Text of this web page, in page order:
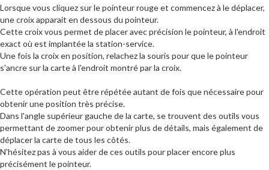
Lorsque vous cliquez sur le pointeur rouge et commencez à le déplacer,
une croix apparait en dessous du pointeur.
Cette croix vous permet de placer avec précision le pointeur, à l'endroit
exact où est implantée la station-service.
Une fois la croix en position, relachez la souris pour que le pointeur
s'ancre sur la carte à l'endroit montré par la croix.
Cette opération peut être répétée autant de fois que nécessaire pour
obtenir une position très précise.
Dans l'angle supérieur gauche de la carte, se trouvent des outils vous
permettant de zoomer pour obtenir plus de détails, mais également de
déplacer la carte de tous les côtés.
N'hésitez pas à vous aider de ces outils pour placer encore plus
précisément le pointeur.